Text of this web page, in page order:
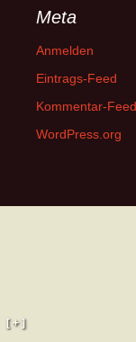
Meta
Anmelden
Eintrags-Feed
Kommentar-Feed
WordPress.org
[ + ]